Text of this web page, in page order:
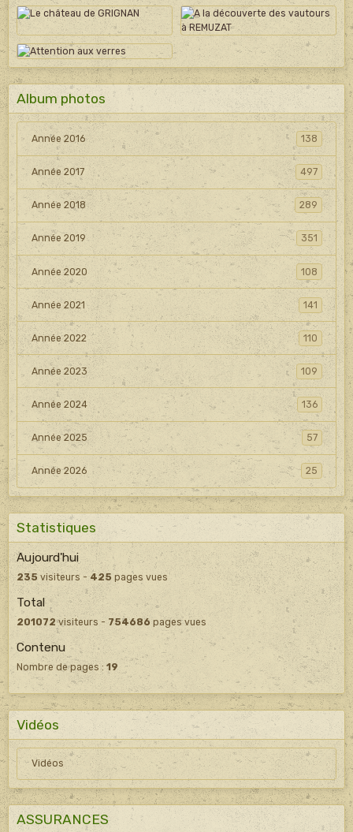
Album photos
Année 2016 138
Année 2017 497
Année 2018 289
Année 2019 351
Année 2020 108
Année 2021 141
Année 2022 110
Année 2023 109
Année 2024 136
Année 2025 57
Année 2026 25
Statistiques
Aujourd'hui
235 visiteurs - 425 pages vues
Total
201072visiteurs -754686pages vues
Contenu
Nombre de pages : 19
Vidéos
Vidéos
ASSURANCES